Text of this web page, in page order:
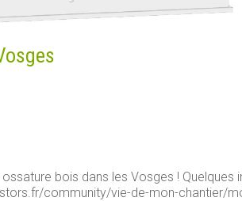
bois dans les Vosges ! Quelques
community/vie-de-mon-chantier/